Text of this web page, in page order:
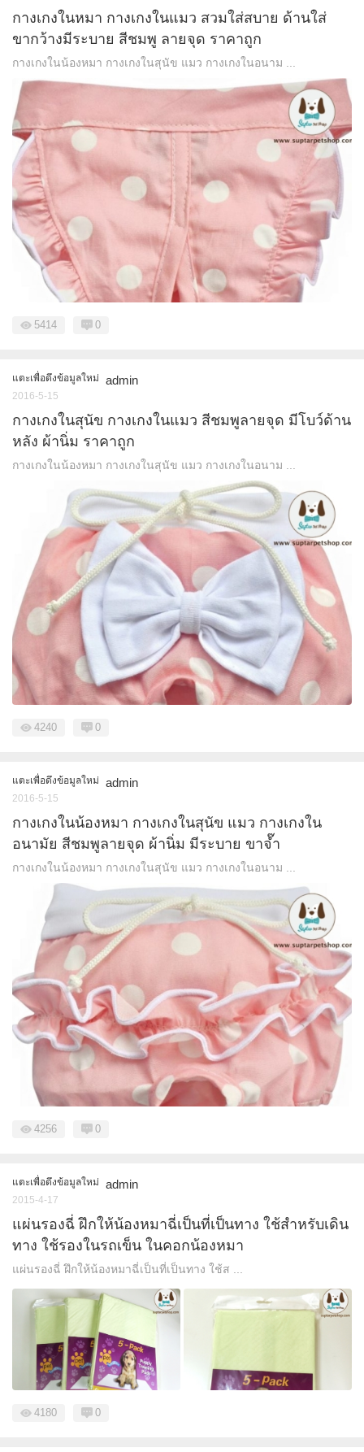
กางเกงในหมา กางเกงในแมว สวมใส่สบาย ด้านใส่
ขากว้างมีระบาย สีชมพู ลายจุด ราคาถูก
กางเกงในน้องหมา กางเกงในสุนัข แมว กางเกงในอนาม ...
5414 0
แตะเพื่อดึงข้อมูลใหม่ admin
2016-5-15
กางเกงในสุนัข กางเกงในแมว สีชมพูลายจุด มีโบว์ด้าน
หลัง ผ้านิ่ม ราคาถูก
กางเกงในน้องหมา กางเกงในสุนัข แมว กางเกงในอนาม ...
4240 0
แตะเพื่อดึงข้อมูลใหม่ admin
2016-5-15
กางเกงในน้องหมา กางเกงในสุนัข แมว กางเกงใน
อนามัย สีชมพูลายจุด ผ้านิ่ม มีระบาย ขาจ๊ำ
กางเกงในน้องหมา กางเกงในสุนัข แมว กางเกงในอนาม ...
4256 0
แตะเพื่อดึงข้อมูลใหม่ admin
2015-4-17
แผ่นรองฉี่ ฝึกให้น้องหมาฉี่เป็นที่เป็นทาง ใช้สำหรับเดิน
ทาง ใช้รองในรถเข็น ในคอกน้องหมา
แผ่นรองฉี่ ฝึกให้น้องหมาฉี่เป็นที่เป็นทาง ใช้ส ...
4180 0